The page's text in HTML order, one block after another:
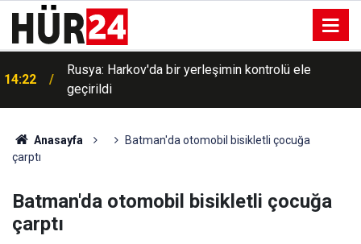
14:22
Rusya: Harkov'da bir yerleşimin kontrolü ele
geçirildi
Anasayfa
Batman'da otomobil bisikletli çocuğa
çarptı
Batman'da otomobil bisikletli çocuğa
çarptı